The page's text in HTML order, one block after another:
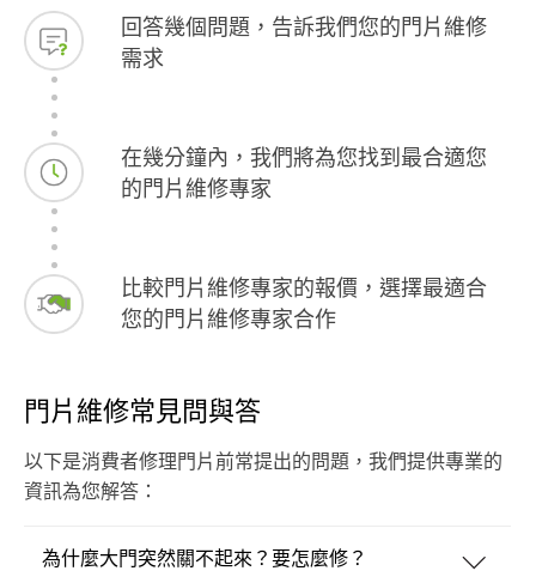
回答幾個問題，告訴我們您的門片維修
需求
在幾分鐘內，我們將為您找到最合適您
的門片維修專家
比較門片維修專家的報價，選擇最適合
您的門片維修專家合作
門片維修常見問與答
以下是消費者修理門片前常提出的問題，我們提供專業的
資訊為您解答：
為什麼大門突然關不起來？要怎麼修？